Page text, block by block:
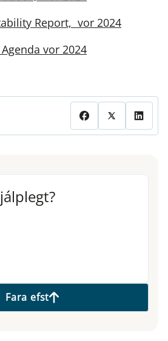
Report, vor 2024
vor 2024
Fara efst